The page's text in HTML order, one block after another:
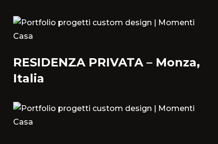
RESIDENZA PRIVATA – Monza,
Italia